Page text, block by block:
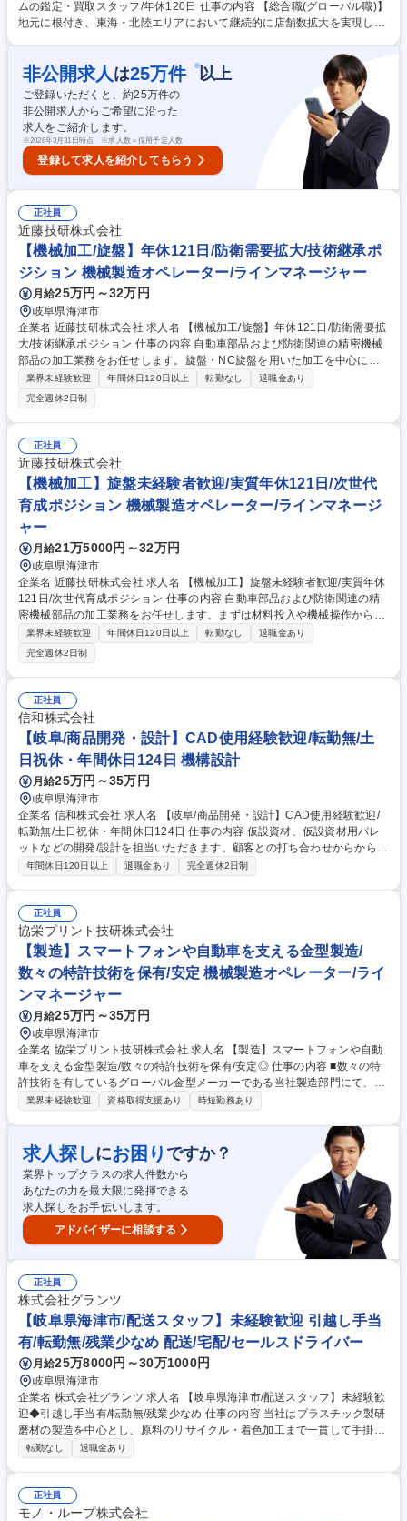
ムの鑑定・買取スタッフ/年休120日 仕事の内容 【総合職(グローバル職)】
地元に根付き、東海・北陸エリアにおいて継続的に店舗数拡大を実現して
運営における業務全般(シフト管理及びメンバーマネジメント) ■お客様対
応:ご来店のお客様が持ち込んだ商品の買取査定をお任せ！ 【買取商材】
ポケモンカード/ブランド品/古美術品など 【当社の大事にする価値観】品
物を買取るだけでなく〈お客様の品物への想いや思い出も伺い気持ちを整
理していただいたうえで買取る〉ことを大切にしています。 募集職種 ＜
総合職/海津平田＞ブランドアイテムの鑑定・買取スタッフ/年休120日
非公開求人 は25万件 ※以上
ご登録いただくと、約25万件の
非公開求人からご希望に沿った
求人をご紹介します。
※2026年3月31日時点 ※求人数＝採用予定人数
登録して求人を紹介してもらう
正社員
近藤技研株式会社
【機械加工/旋盤】年休121日/防衛需要拡大/技術継承ポ
ジション 機械製造オペレーター/ラインマネージャー
月給25万円～32万円
岐阜県海津市
企業名 近藤技研株式会社 求人名 【機械加工/旋盤】年休121日/防衛需要拡
大/技術継承ポジション 仕事の内容 自動車部品および防衛関連の精密機械
部品の加工業務をお任せします。旋盤・NC旋盤を用いた加工を中心に、
将来的には現場の中核として技術継承も担っていただくポジションです。
■機械加工：マシニングセンタ、旋盤、NC旋盤、NC自動機等を用いた自
動車部品または防衛関連の金属機械部品の加工業務（主に旋盤・NC旋盤
での加工をお任せ） ■製品確認 経験や適性に応じて担当分野を決定しま
す。ベテラン社員も多く、技術取得ができます。分からない事など気軽に
ご相談いただける環境です。 募集職種 【機械加工/旋盤】年休121日/防衛
需要拡大/技術継承ポジション
業界未経験歓迎 年間休日120日以上 転勤なし
退職金あり
完全週休2日制
正社員
近藤技研株式会社
【機械加工】旋盤未経験者歓迎/実質年休121日/次世代
育成ポジション 機械製造オペレーター/ラインマネージ
ャー
月給21万5000円～32万円
岐阜県海津市
企業名 近藤技研株式会社 求人名 【機械加工】旋盤未経験者歓迎/実質年休
121日/次世代育成ポジション 仕事の内容 自動車部品および防衛関連の精
密機械部品の加工業務をお任せします。まずは材料投入や機械操作からス
タートし、将来的には旋盤・NC旋盤などの技能習得を目指していただき
ます。 ■機械加工：旋盤・NC旋盤などを使用した精密機械部品の加工業
務 ■機械操作：材料投入、機械の段取り補助、加工後の確認作業 ■複数台
の機械を担当しながら、生産の流れや加工技術を習得 経験や適性に応じ
て、自動車部品または防衛関連部品の加工を担当いただきます。ベテラン
社員も多く、丁寧に教えますので技術取得ができます。分からない事など
気軽にご相談いただける環境です。 募集職種 【機械加工】旋盤未経験者
歓迎/実質年休121日/次世代育成ポジション
業界未経験歓迎 年間休日120日以上 転勤なし
退職金あり
完全週休2日制
正社員
信和株式会社
【岐阜/商品開発・設計】CAD使用経験歓迎/転勤無/土
日祝休・年間休日124日 機構設計
月給25万円～35万円
岐阜県海津市
企業名 信和株式会社 求人名 【岐阜/商品開発・設計】CAD使用経験歓迎/
転勤無/土日祝休・年間休日124日 仕事の内容 仮設資材、仮設資材用パレ
ットなどの開発/設計を担当いただきます。顧客との打ち合わせからから開
発、設計、試作、試験まで幅広く関わります。教育体制も充実しておりま
一般的な足場は組むのに特殊な技術が必要なのに対し、当社が製造する 楔
形緊結足場は組むのが簡単で、工期の短縮やコストダウンにつながって い
ます。■多くの鉄鋼メーカーが利益確保に苦戦する中、信和の営業利益率
は2桁にも上ります。 募集職種 【岐阜/商品開発・設計】CAD使用経験歓
迎/転勤無/土日祝休・年間休日124日
年間休日120日以上 退職金あり 完全週休2日制
正社員
協栄プリント技研株式会社
【製造】スマートフォンや自動車を支える金型製造/
数々の特許技術を保有/安定 機械製造オペレーター/ライ
ンマネージャー
月給25万円～35万円
岐阜県海津市
企業名 協栄プリント技研株式会社 求人名 【製造】スマートフォンや自動
車を支える金型製造/数々の特許技術を保有/安定◎ 仕事の内容 ■数々の特
許技術を有しているグローバル金型メーカーである当社製造部門にて、最
新の自動車やスマ―トフォン内部に使用される金型の組み立て業務をご担
する業務をご担当いただきます。ボール盤や研削盤をご操作しながら、金
属製品の穴加工や、表面の仕上げなどの業務を幅広く担当いただきます。
【入社後】OJTを通じて段階的に業務に慣れていただきます。工場内にベ
テラン社員が複数在籍しており、近くで業務を学べる環境ですので、技術
レベルに応じて段階的に業務の幅を広げていただける環境です。 募集職種
【製造】スマートフォンや自動車を支える金型製造/数々の特許技術を保
有/安定◎
業界未経験歓迎 資格取得支援あり 時短勤務あり
求人探しにお困り ですか？
業界トップクラスの求人件数から
あなたの力を最大限に発揮できる
求人探しをお手伝いします。
アドバイザーに相談する
正社員
株式会社グランツ
【岐阜県海津市/配送スタッフ】未経験歓迎 引越し手当
有/転勤無/残業少なめ 配送/宅配/セールスドライバー
月給25万8000円～30万1000円
岐阜県海津市
企業名 株式会社グランツ 求人名 【岐阜県海津市/配送スタッフ】未経験歓
迎◆引越し手当有/転勤無/残業少なめ 仕事の内容 当社はプラスチック製研
磨材の製造を中心とし、原料のリサイクル・着色加工まで一貫して手掛け
ております。自社所有の2t車または11t車にて、商品の納品から引き取り、
先方とコミュニケーションをとるなど、 セールスドライバーとしての業務
も担当頂きます。 ■16:00から17:00頃に帰社し、帰社後は翌日の配送準備
転勤なし 退職金あり
正社員
モノ・ループ株式会社